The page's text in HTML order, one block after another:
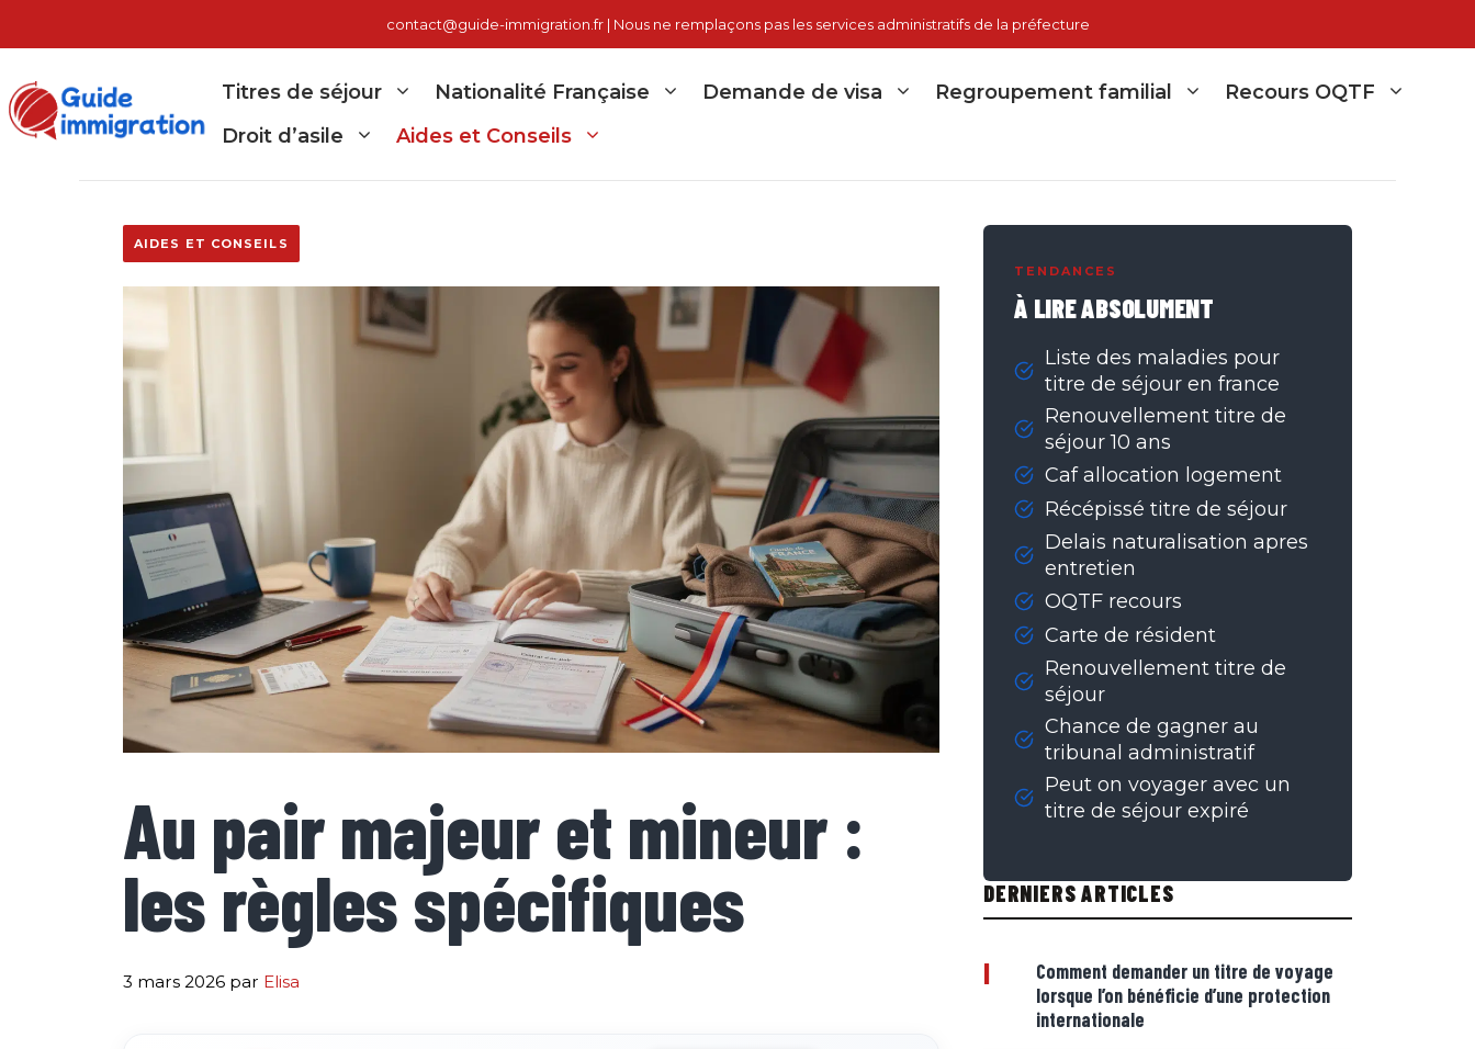
contact@guide-immigration.fr | Nous ne remplaçons pas les services administratifs de la préfecture
Titres de séjour Nationalité Française Demande de visa Regroupement familial
Recours OQTF
Droit d’asile
Aides et Conseils
AIDES ET CONSEILS
Au pair majeur et mineur :
les règles spécifiques
3 mars 2026 par Elisa
TENDANCES
À LIRE ABSOLUMENT
Liste des maladies pour
titre de séjour en france
Renouvellement titre de
séjour 10 ans
Caf allocation logement
Récépissé titre de séjour
Delais naturalisation apres
entretien
OQTF recours
Carte de résident
Renouvellement titre de
séjour
Chance de gagner au
tribunal administratif
Peut on voyager avec un
titre de séjour expiré
DERNIERS ARTICLES
|
Comment demander un titre de voyage
lorsque l’on bénéficie d’une protection
internationale